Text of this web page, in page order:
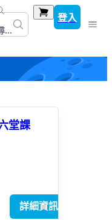
...
登入
堂課
詳細資訊